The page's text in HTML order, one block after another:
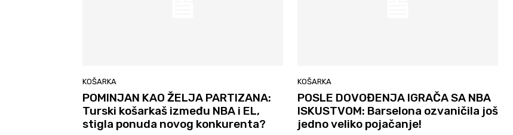
KOŠARKA
POMINJAN KAO ŽELJA PARTIZANA:
Turski košarkaš između NBA i EL,
stigla ponuda novog konkurenta?
KOŠARKA
POSLE DOVOĐENJA IGRAČA SA NBA
ISKUSTVOM: Barselona ozvaničila još
jedno veliko pojačanje!